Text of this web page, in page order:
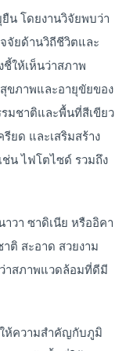
น โดยงานวิจัยพบว่า
จัยด้านวิถีชีวิตและ
ให้เห็นว่าสภาพ
ขภาพและอายุขัยของ
มชาติและพื้นที่สีเขียว
ยด และเสริมสร้าง
น ไฟโตไซด์ รวมถึง
วา ซาดิเนีย หรืออิคา
ติ สะอาด สวยงาม
าสภาพแวดล้อมที่ดีมี
ห้ความสำคัญกับภูมิ